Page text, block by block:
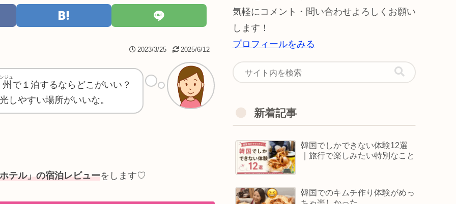
2023/3/25 2025/6/12
ジュ
で１泊するならどこがいい？
しやすい場所がいいな。
テル」の宿泊レビューをします♡
気軽にコメント・問い合わせよろしくお願い
します！
プロフィールをみる
新着記事
韓国でしかできない体験12選
｜旅行で楽しみたい特別なこと
韓国でのキムチ作り体験がめっ